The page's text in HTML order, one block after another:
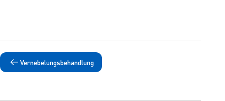
Vernebelungsbehandlung